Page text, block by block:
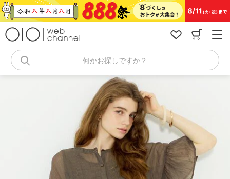
コ
ン
キ
何かお探しですか？